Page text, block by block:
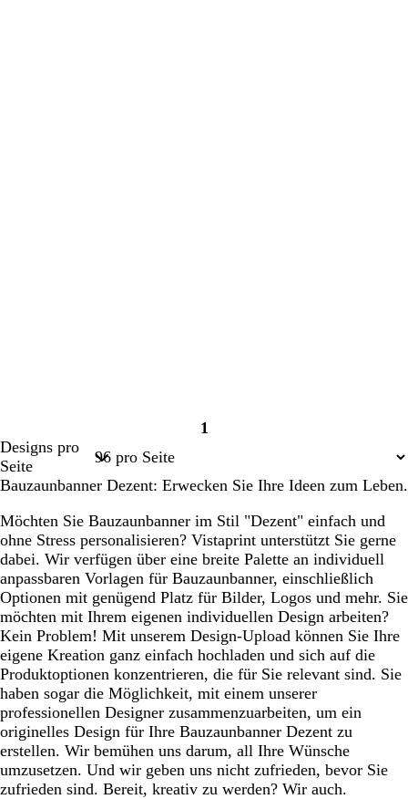
Seite
1
Designs pro
Seite
Bauzaunbanner Dezent: Erwecken Sie Ihre Ideen zum Leben.
Möchten Sie Bauzaunbanner im Stil "Dezent" einfach und
ohne Stress personalisieren? Vistaprint unterstützt Sie gerne
dabei. Wir verfügen über eine breite Palette an individuell
anpassbaren Vorlagen für Bauzaunbanner, einschließlich
Optionen mit genügend Platz für Bilder, Logos und mehr. Sie
möchten mit Ihrem eigenen individuellen Design arbeiten?
Kein Problem! Mit unserem Design-Upload können Sie Ihre
eigene Kreation ganz einfach hochladen und sich auf die
Produktoptionen konzentrieren, die für Sie relevant sind. Sie
haben sogar die Möglichkeit, mit einem unserer
professionellen Designer zusammenzuarbeiten, um ein
originelles Design für Ihre Bauzaunbanner Dezent zu
erstellen. Wir bemühen uns darum, all Ihre Wünsche
umzusetzen. Und wir geben uns nicht zufrieden, bevor Sie
zufrieden sind. Bereit, kreativ zu werden? Wir auch.